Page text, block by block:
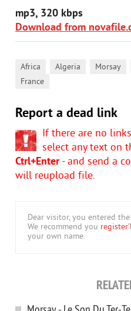
mp3, 320 kbps
Download from
Africa Algeria Morsay
France
Report a dead link
If there are no
select any text on
Ctrl+Enter- and send a
will reupload file.
Dear visitor, you entered
We recommend you
your own name.